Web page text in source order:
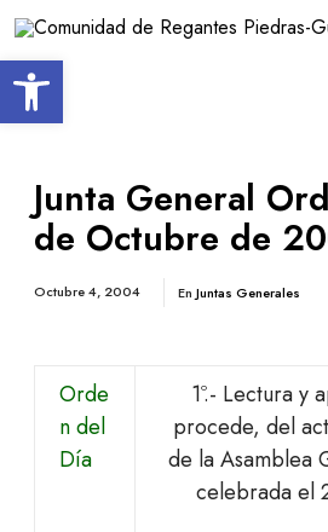
Open toolbar
Junta General
de Octubre de
Octubre 4, 2004 EnJuntas Generales
Orde
n del
Día
1º.- Lectura y
procede, del
de la Asamblea
celebrada el